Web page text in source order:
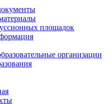
площадок
организации